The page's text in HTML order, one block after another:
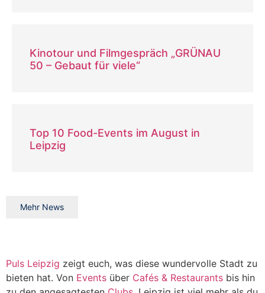
Kinotour und Filmgespräch „GRÜNAU
50 – Gebaut für viele“
Top 10 Food-Events im August in
Leipzig
Mehr News
Puls Leipzig zeigt euch, was diese wundervolle Stadt zu
bieten hat. Von Events über Cafés & Restaurants bis hin